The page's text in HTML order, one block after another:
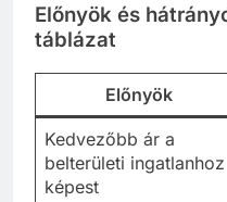
Előnyök és
táblázat
Előnyök
Kedvezőbb ár a
belterületi ingatlanhoz
képest